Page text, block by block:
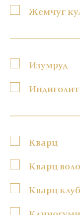
Жемчуг
Изумруд
Кварц
Кварц
Кварц